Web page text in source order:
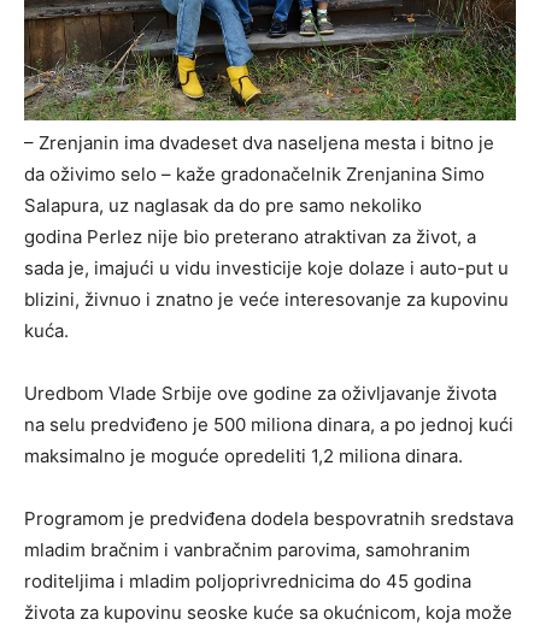
– Zrenjanin ima dvadeset dva naseljena mesta i bitno je
da oživimo selo – kaže gradonačelnik Zrenjanina Simo
Salapura, uz naglasak da do pre samo nekoliko
godina Perlez nije bio preterano atraktivan za život, a
sada je, imajući u vidu investicije koje dolaze i auto-put u
blizini, živnuo i znatno je veće interesovanje za kupovinu
kuća.
Uredbom Vlade Srbije ove godine za oživljavanje života
na selu predviđeno je 500 miliona dinara, a po jednoj kući
maksimalno je moguće opredeliti 1,2 miliona dinara.
Programom je predviđena dodela bespovratnih sredstava
mladim bračnim i vanbračnim parovima, samohranim
roditeljima i mladim poljoprivrednicima do 45 godina
života za kupovinu seoske kuće sa okućnicom, koja može